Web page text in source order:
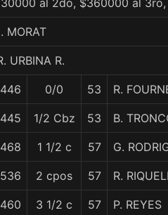
al 2do, $360000 al
MORAT
URBINA R.
446 0/0 53 R.
445 1/2 Cbz 53 B.
468 1 1/2 c 57 G.
536 2 cpos 57 R.
460 3 1/2 c 57 P. REYES